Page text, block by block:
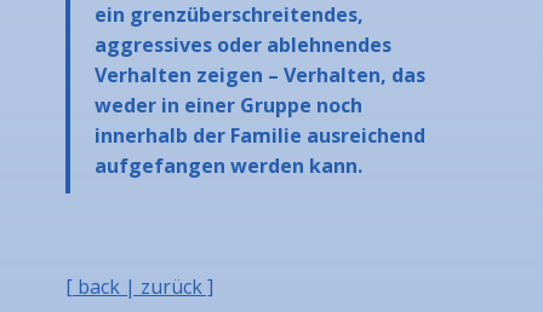
ein grenzüberschreitendes,
aggressives oder ablehnendes
Verhalten zeigen – Verhalten, das
weder in einer Gruppe noch
innerhalb der Familie ausreichend
aufgefangen werden kann.
[ back | zurück ]